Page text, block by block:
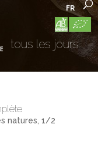
FR
tous les jours
natures, 1/2